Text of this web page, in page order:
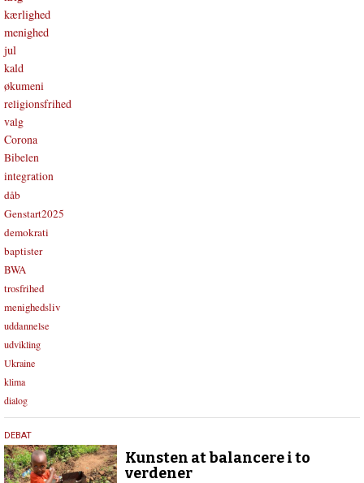
kærlighed
menighed
jul
kald
økumeni
religionsfrihed
valg
Corona
Bibelen
integration
dåb
Genstart2025
demokrati
baptister
BWA
trosfrihed
menighedsliv
uddannelse
udvikling
Ukraine
klima
dialog
26.
februar
2026
DEBAT
Kunsten at balancere i to
verdener